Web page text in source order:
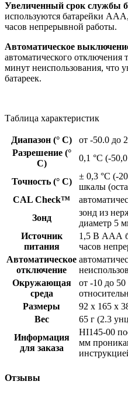
Увеличенный срок службы
используются батарейки
часов непрерывной работы.
Автоматическое
автоматического отключения
минут неиспользования, что
батареек.
Таблица характеристик
Диапазон (° C)
от -50.0 до
Разрешение (°
С)
0,1 °С (-
Точность (° C)
± 0,3 °С (-
шкалы
CAL Check™
Зонд
зонд из
диаметр 5
Источник
питания
1,5 В ААА
часов
Автоматическое
отключение
Окружающая
среда
от -10 до 50
Размеры
92 x 165 x
Вес
65 г (2.3
Информация
для заказа
HI145-00
мм
Отзывы